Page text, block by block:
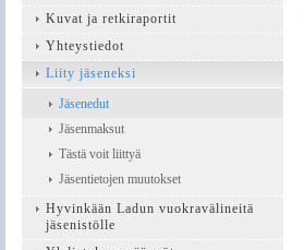
Kuvat ja retkiraportit
Yhteystiedot
Liity jäseneksi
Jäsenedut
Jäsenmaksut
Tästä voit liittyä
Jäsentietojen muutokset
Hyvinkään Ladun vuokravälineitä
jäsenistölle